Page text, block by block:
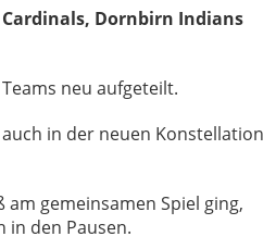
Dornbirn Indians
neu aufgeteilt.
in der neuen Konstellation
am gemeinsamen Spiel ging,
in den Pausen.